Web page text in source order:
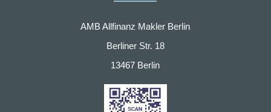
AMB Allfinanz Makler Berlin
Berliner Str. 18
13467 Berlin